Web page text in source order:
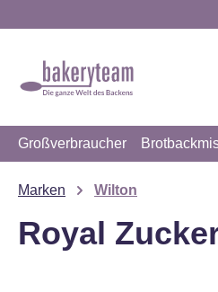
Großverbraucher
Marken Wilton
Royal